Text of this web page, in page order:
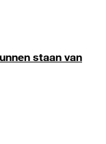
staan van